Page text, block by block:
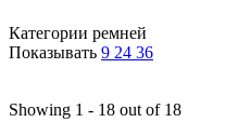
Категории ремней
Показывать 9 24 36
Showing 1 - 18 out of 18